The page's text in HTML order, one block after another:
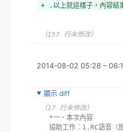
http://j.mp/1nVcqqc現
去，而且要找人借。
播）：http://j.mp/
  *（等等Moz*-OK-4.1.麥克去問極地狐中W資訊，沒
有設備找人跳坑）
+ .以上就這樣子，內容結
（157 行未修改）
2014-08-02 05:28 –
顯示 diff
（17 行未修改）
  *一、本次內容